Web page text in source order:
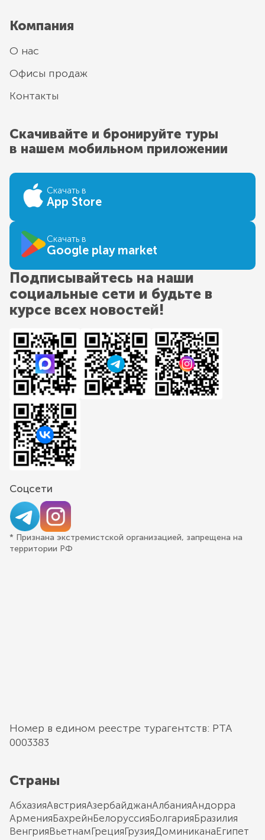
Компания
О нас
Офисы продаж
Контакты
Скачивайте и бронируйте туры
в нашем мобильном приложении
Скачать в
App Store
Скачать в
Google play market
Подписывайтесь на наши
социальные сети и будьте в
курсе всех новостей!
Соцсети
* Признана экстремистской организацией, запрещена на
территории РФ
Номер в едином реестре турагентств: РТА
0003383
Страны
АбхазияАвстрияАзербайджанАлбанияАндорра
АрменияБахрейнБелоруссияБолгарияБразилия
ВенгрияВьетнамГрецияГрузияДоминиканаЕгипет